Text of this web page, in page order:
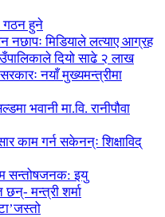
गठन हुने
नछापः मिडियाले लत्याए आग्रह
दियो साढे २ लाख
नयाँ मुख्यमन्त्रीमा
भवानी मा.वि. रानीपौवा
काम गर्न सकेनन्ः शिक्षाविद्
सन्तोषजनक: इयु
छन्- मन्त्री शर्मा